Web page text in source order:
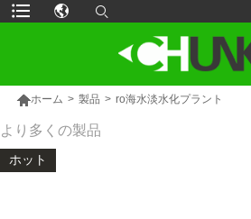
ホーム > 製品 > ro海水淡水化プラント
より多くの製品
ホット